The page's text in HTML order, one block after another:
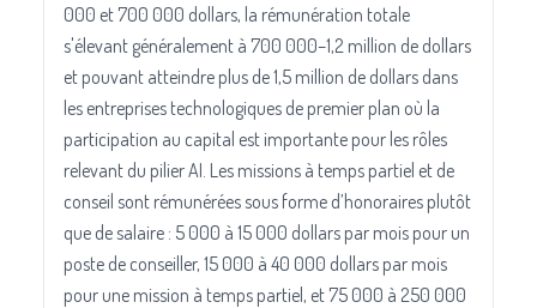
000 et 700 000 dollars, la rémunération totale
s'élevant généralement à 700 000–1,2 million de dollars
et pouvant atteindre plus de 1,5 million de dollars dans
les entreprises technologiques de premier plan où la
participation au capital est importante pour les rôles
relevant du pilier AI. Les missions à temps partiel et de
conseil sont rémunérées sous forme d’honoraires plutôt
que de salaire : 5 000 à 15 000 dollars par mois pour un
poste de conseiller, 15 000 à 40 000 dollars par mois
pour une mission à temps partiel, et 75 000 à 250 000